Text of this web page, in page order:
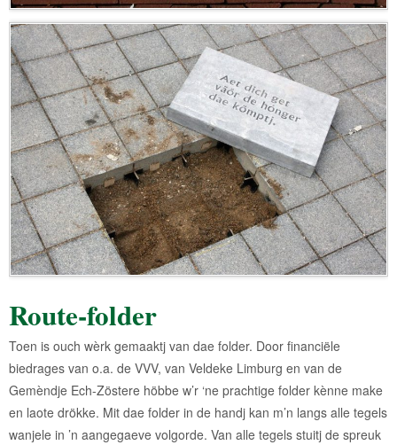
Route-folder
Toen is ouch wèrk gemaaktj van dae folder. Door financiële
biedrages van o.a. de VVV, van Veldeke Limburg en van de
Gemèndje Ech-Zöstere höbbe w’r ‘ne prachtige folder kènne make
en laote drökke. Mit dae folder in de handj kan m’n langs alle tegels
wanjele in ’n aangegaeve volgorde. Van alle tegels stuitj de spreuk